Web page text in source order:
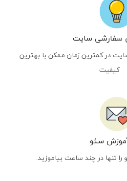
سفارشی سایت
در کمترین زمان ممکن با بهترین
کیفیت
سئو
تنها در چند ساعت بیاموزید.